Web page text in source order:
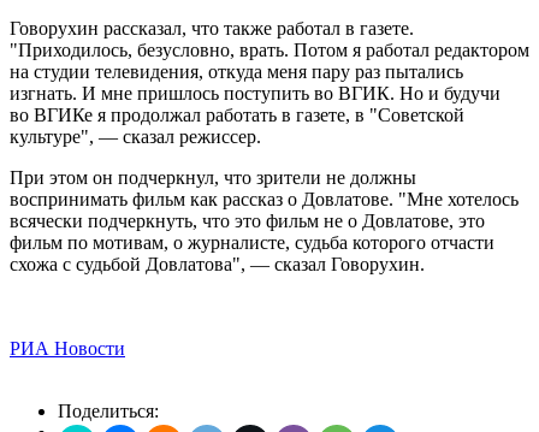
Говорухин рассказал, что также работал в газете.
"Приходилось, безусловно, врать. Потом я работал редактором
на студии телевидения, откуда меня пару раз пытались
изгнать. И мне пришлось поступить во ВГИК. Но и будучи
во ВГИКе я продолжал работать в газете, в "Советской
культуре", — сказал режиссер.
При этом он подчеркнул, что зрители не должны
воспринимать фильм как рассказ о Довлатове. "Мне хотелось
всячески подчеркнуть, что это фильм не о Довлатове, это
фильм по мотивам, о журналисте, судьба которого отчасти
схожа с судьбой Довлатова", — сказал Говорухин.
РИА Новости
Поделиться: